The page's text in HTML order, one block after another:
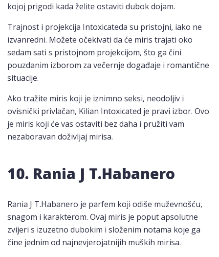
kojoj prigodi kada želite ostaviti dubok dojam.
Trajnost i projekcija Intoxicateda su pristojni, iako ne
izvanredni. Možete očekivati da će miris trajati oko
sedam sati s pristojnom projekcijom, što ga čini
pouzdanim izborom za večernje događaje i romantične
situacije.
Ako tražite miris koji je iznimno seksi, neodoljiv i
ovisnički privlačan, Kilian Intoxicated je pravi izbor. Ovo
je miris koji će vas ostaviti bez daha i pružiti vam
nezaboravan doživljaj mirisa.
10. Rania J T.Habanero
Rania J T.Habanero je parfem koji odiše muževnošću,
snagom i karakterom. Ovaj miris je poput apsolutne
zvijeri s izuzetno dubokim i složenim notama koje ga
čine jednim od najnevjerojatnijih muških mirisa.